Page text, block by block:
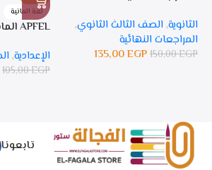
الثانوية, الصف الثالث الثانوي,
المراجعات النهائية
150,00EGP
135,00EGP
لغة المانية
APFEL الماني اولي اعدادي
الإعدادية,
105,00EGP
تابعونا